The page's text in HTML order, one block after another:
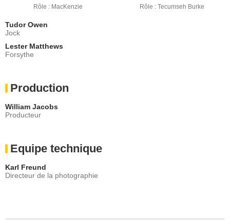
Rôle : MacKenzie Rôle : Tecumseh Burke
Tudor Owen
Jock
Lester Matthews
Forsythe
Production
William Jacobs
Producteur
Equipe technique
Karl Freund
Directeur de la photographie